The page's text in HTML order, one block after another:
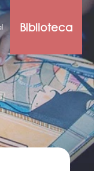
Biblioteca